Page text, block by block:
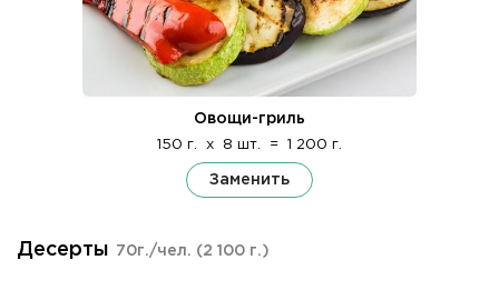
Овощи-гриль
150 г. x 8 шт. = 1 200 г.
Заменить
Десерты 70г./чел. (2 100 г.)